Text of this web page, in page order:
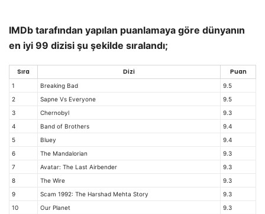
IMDb tarafından yapılan puanlamaya göre dünyanın
en iyi 99 dizisi şu şekilde sıralandı;
Sıra Dizi Puan
1 Breaking Bad
9.5
2
Sapne Vs Everyone
9.5
3
Chernobyl
9.3
4
Band of Brothers
9.4
5
Bluey
9.4
6
The Mandalorian
9.3
7
Avatar: The Last Airbender
9.3
8
The Wire
9.3
9
Scam 1992: The Harshad Mehta Story
9.3
10
Our Planet
9.3